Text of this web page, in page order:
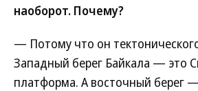
наоборот. Почему?
— Потому что он
Западный берег Байкала — это
платформа. А восточный берег